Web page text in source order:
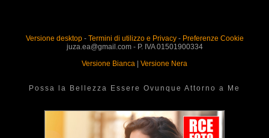
Versione desktop- Termini di utilizzo e Privacy- Preferenze Cookie
juza.ea@gmail.com - P. IVA 01501900334
Versione Bianca
Versione Nera
Possa la Bellezza Essere Ovunque Attorno a Me